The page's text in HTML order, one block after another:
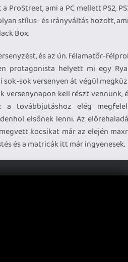
ami a PC mellett PS2,
stílus- és irányváltás hozott,
Box.
és az ún. félamatőr-
protagonista helyett mi egy
sok versenyen át végül
versenynapon kell részt vennünk,
a továbbjutáshoz elég
elsőnek lenni. Az
kocsikat már az elején
és a matricák itt már ingyenesek.